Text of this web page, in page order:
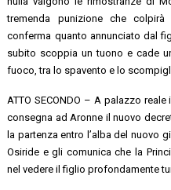
tremenda punizione che colpirà
conferma quanto annunciato dal
subito scoppia un tuono e cade
fuoco, tra lo spavento e lo
ATTO SECONDO – A palazzo
consegna ad Aronne il nuovo
la partenza entro l’alba del nuovo
Osiride e gli comunica che la
nel vedere il figlio profondamente